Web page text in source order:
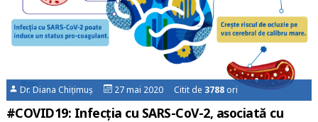
Dr. Diana Chițimuș 27 mai 2020 Citit de 3788 ori
#COVID19: Infecția cu SARS-CoV-2, asociată cu